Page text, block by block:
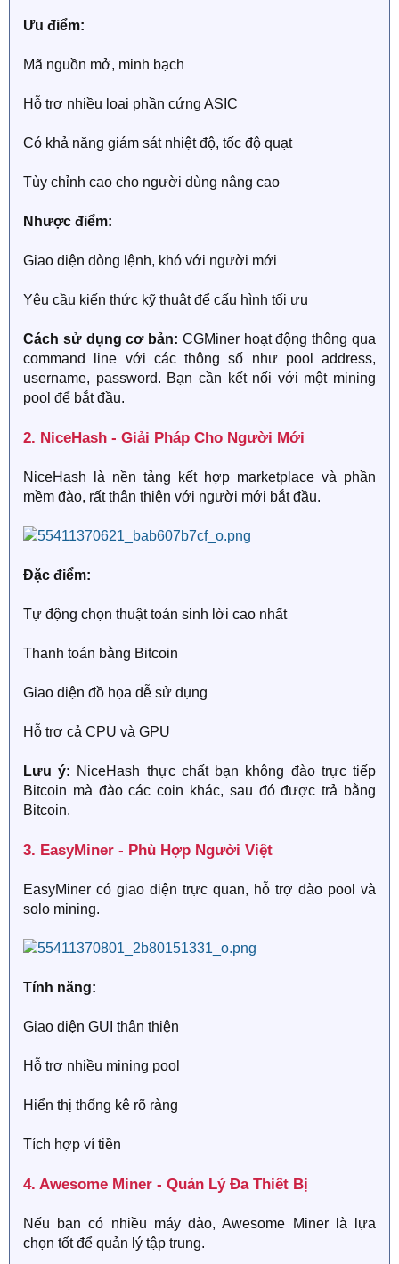
Ưu điểm:
Mã nguồn mở, minh bạch
Hỗ trợ nhiều loại phần cứng ASIC
Có khả năng giám sát nhiệt độ, tốc độ quạt
Tùy chỉnh cao cho người dùng nâng cao
Nhược điểm:
Giao diện dòng lệnh, khó với người mới
Yêu cầu kiến thức kỹ thuật để cấu hình tối ưu
Cách sử dụng cơ bản: CGMiner hoạt động thông qua
command line với các thông số như pool address,
username, password. Bạn cần kết nối với một mining
pool để bắt đầu.
2. NiceHash - Giải Pháp Cho Người Mới​
NiceHash là nền tảng kết hợp marketplace và phần
mềm đào, rất thân thiện với người mới bắt đầu.
Đặc điểm:
Tự động chọn thuật toán sinh lời cao nhất
Thanh toán bằng Bitcoin
Giao diện đồ họa dễ sử dụng
Hỗ trợ cả CPU và GPU
Lưu ý: NiceHash thực chất bạn không đào trực tiếp
Bitcoin mà đào các coin khác, sau đó được trả bằng
Bitcoin.
3. EasyMiner - Phù Hợp Người Việt​
EasyMiner có giao diện trực quan, hỗ trợ đào pool và
solo mining.
Tính năng:
Giao diện GUI thân thiện
Hỗ trợ nhiều mining pool
Hiển thị thống kê rõ ràng
Tích hợp ví tiền
4. Awesome Miner - Quản Lý Đa Thiết Bị​
Nếu bạn có nhiều máy đào, Awesome Miner là lựa
chọn tốt để quản lý tập trung.